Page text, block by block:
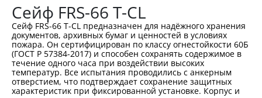
Сейф FRS-66 T-CL
Сейф FRS-66 T-CL предназначен для надёжного хранения
документов, архивных бумаг и ценностей в условиях
пожара. Он сертифицирован по классу огнестойкости 60Б
(ГОСТ Р 57384-2017) и способен сохранять содержимое в
течение одного часа при воздействии высоких
температур. Все испытания проводились с анкерным
отверстием, что подтверждает сохранение защитных
характеристик при фиксированной установке. Корпус и